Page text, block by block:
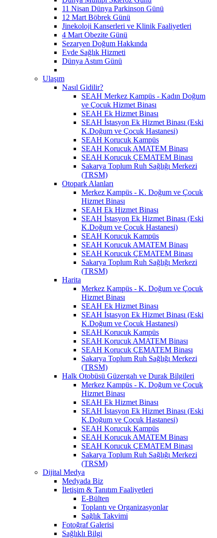
11 Nisan Dünya Parkinson Günü
12 Mart Böbrek Günü
Jinekoloji Kanserleri ve Klinik Faaliyetleri
4 Mart Obezite Günü
Sezaryen Doğum Hakkında
Evde Sağlık Hizmeti
Dünya Astım Günü
Ulaşım
Nasıl Gidilir?
SEAH Merkez Kampüs - Kadın Doğum
ve Çocuk Hizmet Binası
SEAH Ek Hizmet Binası
SEAH İstasyon Ek Hizmet Binası (Eski
K.Doğum ve Çocuk Hastanesi)
SEAH Korucuk Kampüs
SEAH Korucuk AMATEM Binası
SEAH Korucuk ÇEMATEM Binası
Sakarya Toplum Ruh Sağlığı Merkezi
(TRSM)
Otopark Alanları
Merkez Kampüs - K. Doğum ve Çocuk
Hizmet Binası
SEAH Ek Hizmet Binası
SEAH İstasyon Ek Hizmet Binası (Eski
K.Doğum ve Çocuk Hastanesi)
SEAH Korucuk Kampüs
SEAH Korucuk AMATEM Binası
SEAH Korucuk ÇEMATEM Binası
Sakarya Toplum Ruh Sağlığı Merkezi
(TRSM)
Harita
Merkez Kampüs - K. Doğum ve Çocuk
Hizmet Binası
SEAH Ek Hizmet Binası
SEAH İstasyon Ek Hizmet Binası (Eski
K.Doğum ve Çocuk Hastanesi)
SEAH Korucuk Kampüs
SEAH Korucuk AMATEM Binası
SEAH Korucuk ÇEMATEM Binası
Sakarya Toplum Ruh Sağlığı Merkezi
(TRSM)
Halk Otobüsü Güzergah ve Durak Bilgileri
Merkez Kampüs - K. Doğum ve Çocuk
Hizmet Binası
SEAH Ek Hizmet Binası
SEAH İstasyon Ek Hizmet Binası (Eski
K.Doğum ve Çocuk Hastanesi)
SEAH Korucuk Kampüs
SEAH Korucuk AMATEM Binası
SEAH Korucuk ÇEMATEM Binası
Sakarya Toplum Ruh Sağlığı Merkezi
(TRSM)
Dijital Medya
Medyada Biz
İletişim & Tanıtım Faaliyetleri
E-Bülten
Toplantı ve Organizasyonlar
Sağlık Takvimi
Fotoğraf Galerisi
Sağlıklı Bilgi